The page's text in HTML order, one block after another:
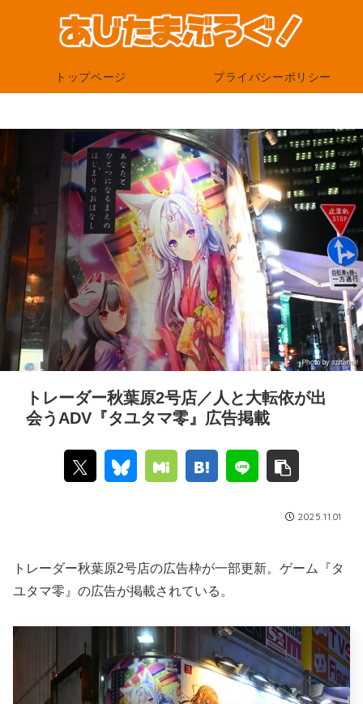
トップページ プライバシーポリシー
トレーダー秋葉原2号店／人と大転依が出
会うADV『タユタマ零』広告掲載
2025.11.01
トレーダー秋葉原2号店の広告枠が一部更新。ゲーム『タ
ユタマ零』の広告が掲載されている。